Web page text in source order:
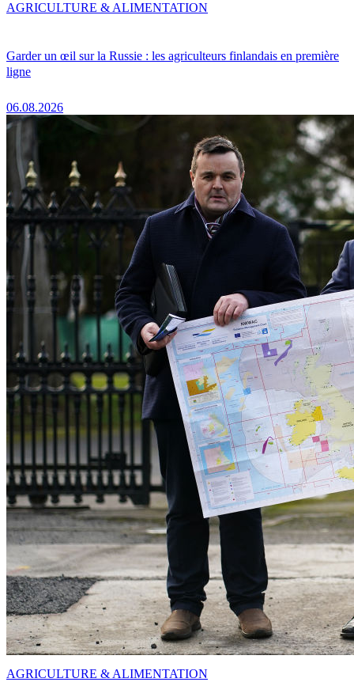
Garder un œil sur la Russie : les agriculteurs finlandais en première
ligne
06.08.2026
AGRICULTURE & ALIMENTATION
AGRICULTURE & ALIMENTATION